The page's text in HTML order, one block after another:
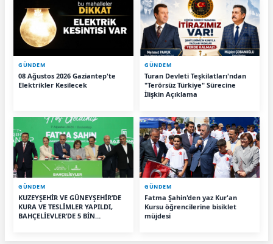
GÜNDEM
08 Ağustos 2026 Gaziantep'te
Elektrikler Kesilecek
GÜNDEM
Turan Devleti Teşkilatları'ndan
"Terörsüz Türkiye" Sürecine
İlişkin Açıklama
GÜNDEM
KUZEYŞEHİR VE GÜNEYŞEHİR’DE
KURA VE TESLİMLER YAPILDI,
BAHÇELİEVLER’DE 5 BİN
GÜNDEM
Fatma Şahin'den yaz Kur'an
Kursu öğrencilerine bisiklet
müjdesi